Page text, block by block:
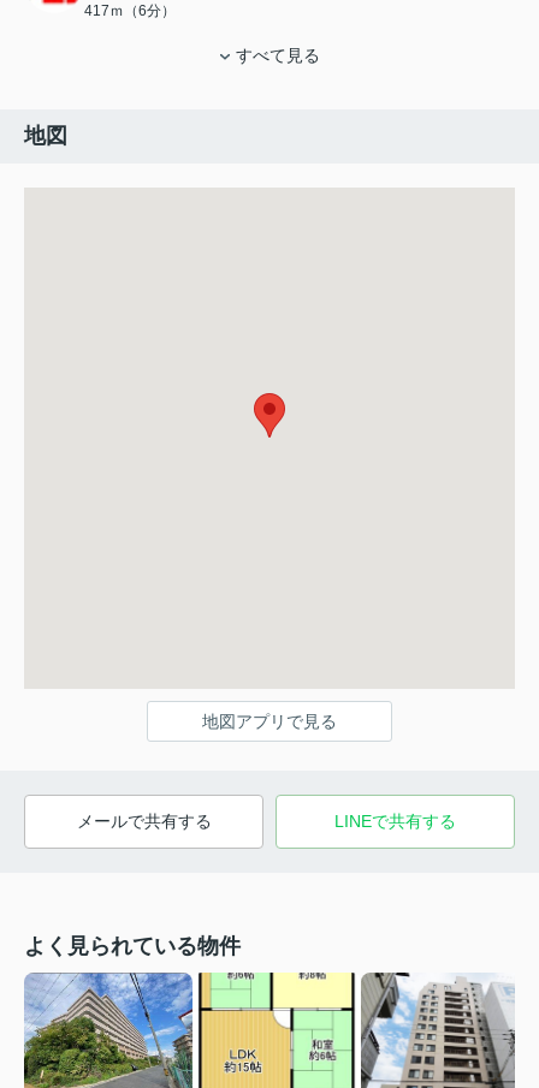
417ｍ（6分）
すべて見る
地図
地図アプリで見る
メールで共有する LINEで共有する
よく見られている物件